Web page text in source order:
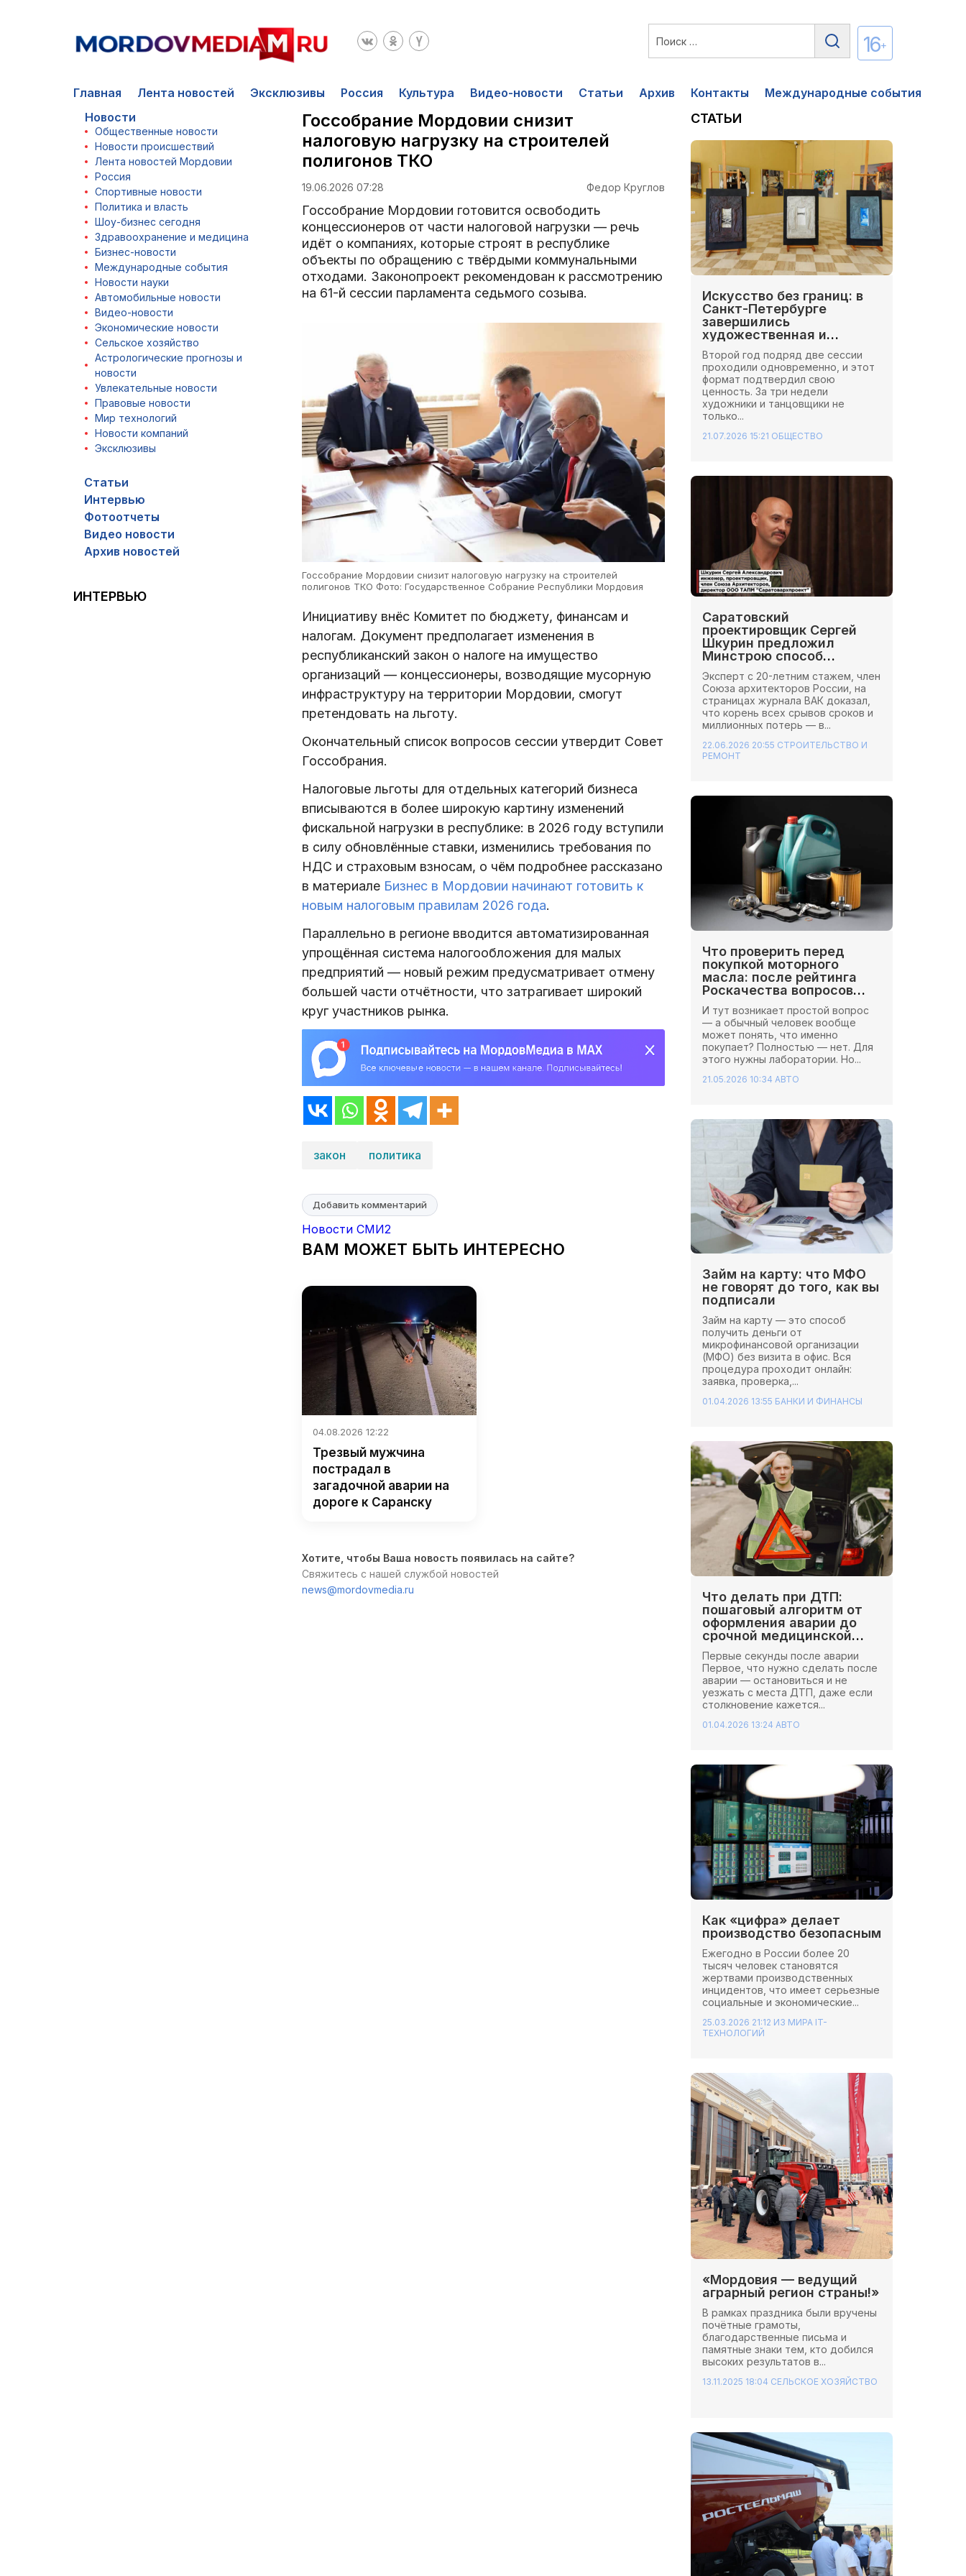
16+
Главная Лента новостей Эксклюзивы Россия Культура Видео-новости Статьи Архив Контакты
Международные события
Новости
Общественные новости
Новости происшествий
Лента новостей Мордовии
Россия
Спортивные новости
Политика и власть
Шоу-бизнес сегодня
Здравоохранение и медицина
Бизнес-новости
Международные события
Новости науки
Автомобильные новости
Видео-новости
Экономические новости
Сельское хозяйство
Астрологические прогнозы и
новости
Увлекательные новости
Правовые новости
Мир технологий
Новости компаний
Эксклюзивы
Статьи
Интервью
Фотоотчеты
Видео новости
Архив новостей
ИНТЕРВЬЮ
Госсобрание Мордовии снизит
налоговую нагрузку на строителей
полигонов ТКО
19.06.2026 07:28 Федор Круглов
Госсобрание Мордовии готовится освободить
концессионеров от части налоговой нагрузки — речь
идёт о компаниях, которые строят в республике
объекты по обращению с твёрдыми коммунальными
отходами. Законопроект рекомендован к рассмотрению
на 61-й сессии парламента седьмого созыва.
Госсобрание Мордовии снизит налоговую нагрузку на строителей
полигонов ТКО Фото: Государственное Собрание Республики Мордовия
Инициативу внёс Комитет по бюджету, финансам и
налогам. Документ предполагает изменения в
республиканский закон о налоге на имущество
организаций — концессионеры, возводящие мусорную
инфраструктуру на территории Мордовии, смогут
претендовать на льготу.
Окончательный список вопросов сессии утвердит Совет
Госсобрания.
Налоговые льготы для отдельных категорий бизнеса
вписываются в более широкую картину изменений
фискальной нагрузки в республике: в 2026 году вступили
в силу обновлённые ставки, изменились требования по
НДС и страховым взносам, о чём подробнее рассказано
в материале Бизнес в Мордовии начинают готовить к
новым налоговым правилам 2026 года.
Параллельно в регионе вводится автоматизированная
упрощённая система налогообложения для малых
предприятий — новый режим предусматривает отмену
большей части отчётности, что затрагивает широкий
круг участников рынка.
закон политика
Добавить комментарий
Новости СМИ2
ВАМ МОЖЕТ БЫТЬ ИНТЕРЕСНО
04.08.2026 12:22
Трезвый мужчина
пострадал в
загадочной аварии на
дороге к Саранску
Хотите, чтобы Ваша новость появилась на сайте?
Свяжитесь с нашей службой новостей
news@mordovmedia.ru
СТАТЬИ
Искусство без границ: в
Санкт-Петербурге
завершились
художественная и
хореографическая сессии
Школы Иннопрактики.
Второй год подряд две сессии
проходили одновременно, и этот
формат подтвердил свою
ценность. За три недели
художники и танцовщики не
только...
21.07.2026 15:21 ОБЩЕСТВО
Саратовский
проектировщик Сергей
Шкурин предложил
Минстрою способ
сэкономить миллионы на
стройках
Эксперт с 20-летним стажем, член
Союза архитекторов России, на
страницах журнала ВАК доказал,
что корень всех срывов сроков и
миллионных потерь — в...
22.06.2026 20:55 СТРОИТЕЛЬСТВО И
РЕМОНТ
Что проверить перед
покупкой моторного
масла: после рейтинга
Роскачества вопросов
стало больше
И тут возникает простой вопрос
— а обычный человек вообще
может понять, что именно
покупает? Полностью — нет. Для
этого нужны лаборатории. Но...
21.05.2026 10:34 АВТО
Займ на карту: что МФО
не говорят до того, как вы
подписали
Займ на карту — это способ
получить деньги от
микрофинансовой организации
(МФО) без визита в офис. Вся
процедура проходит онлайн:
заявка, проверка,...
01.04.2026 13:55 БАНКИ И ФИНАНСЫ
Что делать при ДТП:
пошаговый алгоритм от
оформления аварии до
срочной медицинской
помощи
Первые секунды после аварии
Первое, что нужно сделать после
аварии — остановиться и не
уезжать с места ДТП, даже если
столкновение кажется...
01.04.2026 13:24 АВТО
Как «цифра» делает
производство безопасным
Ежегодно в России более 20
тысяч человек становятся
жертвами производственных
инцидентов, что имеет серьезные
социальные и экономические...
25.03.2026 21:12 ИЗ МИРА IT-
ТЕХНОЛОГИЙ
«Мордовия — ведущий
аграрный регион страны!»
В рамках праздника были вручены
почётные грамоты,
благодарственные письма и
памятные знаки тем, кто добился
высоких результатов в...
13.11.2025 18:04 СЕЛЬСКОЕ ХОЗЯЙСТВО